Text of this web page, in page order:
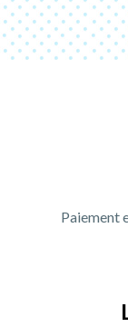
Paiement